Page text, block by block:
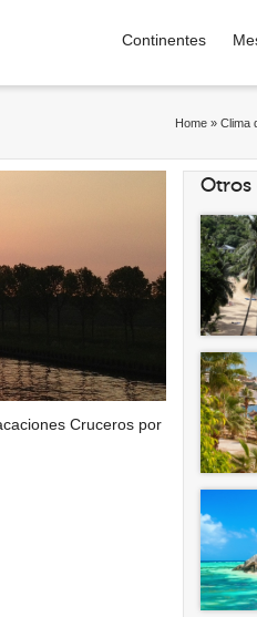
Continentes
Home » Clima
Cruceros por
Otros